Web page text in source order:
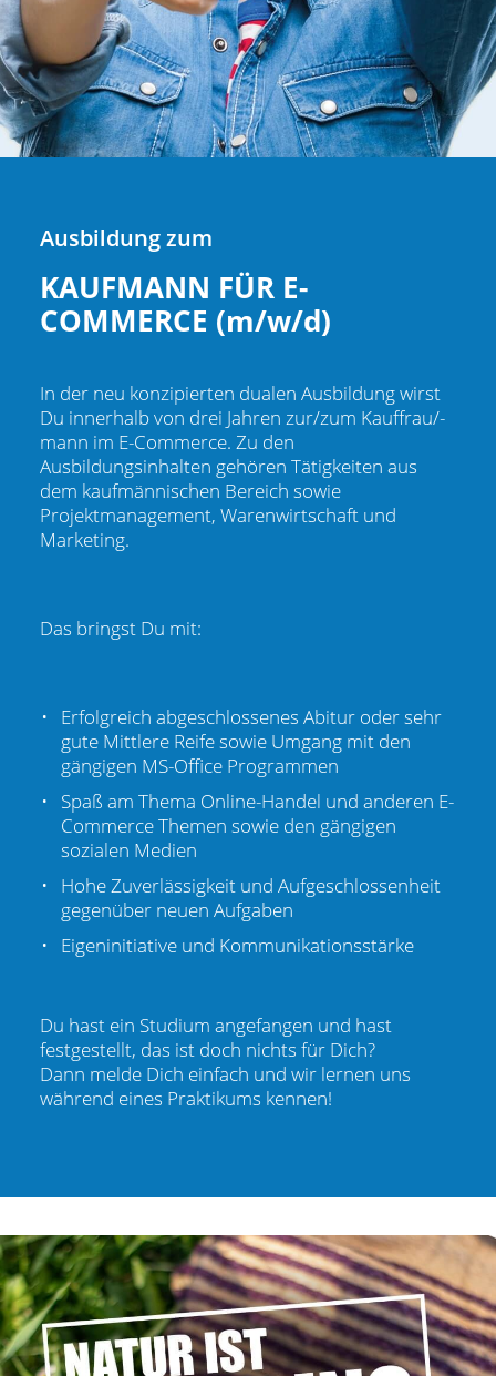
Ausbildung zum
KAUFMANN FÜR E-
COMMERCE (m/w/d)
In der neu konzipierten dualen Ausbildung wirst
Du innerhalb von drei Jahren zur/zum Kauffrau/-
mann im E-Commerce. Zu den
Ausbildungsinhalten gehören Tätigkeiten aus
dem kaufmännischen Bereich sowie
Projektmanagement, Warenwirtschaft und
Marketing.
Das bringst Du mit:
Erfolgreich abgeschlossenes Abitur oder sehr
gute Mittlere Reife sowie Umgang mit den
gängigen MS-Office Programmen
Spaß am Thema Online-Handel und anderen E-
Commerce Themen sowie den gängigen
sozialen Medien
Hohe Zuverlässigkeit und Aufgeschlossenheit
gegenüber neuen Aufgaben
Eigeninitiative und Kommunikationsstärke
Du hast ein Studium angefangen und hast
festgestellt, das ist doch nichts für Dich?
Dann melde Dich einfach und wir lernen uns
während eines Praktikums kennen!